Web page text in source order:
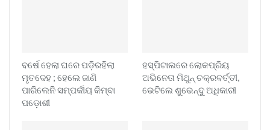
ବର୍ଷେ ହେଲା ଘରେ ପଡ଼ିରହିଲା
ମୃତଦେହ ; ହେଲେ ଜାଣି
ପାରିଲେନି ସମ୍ପର୍କୀୟ କିମ୍ବା
ପଡ଼ୋଶୀ
ହସ୍ପିଟାଲରେ ଲୋକପ୍ରିୟ
ଅଭିନେତା ମିଥୁନ୍ ଚକ୍ରବର୍ତ୍ତୀ,
ଭେଟିଲେ ଶୁଭେନ୍ଦୁ ଅଧିକାରୀ